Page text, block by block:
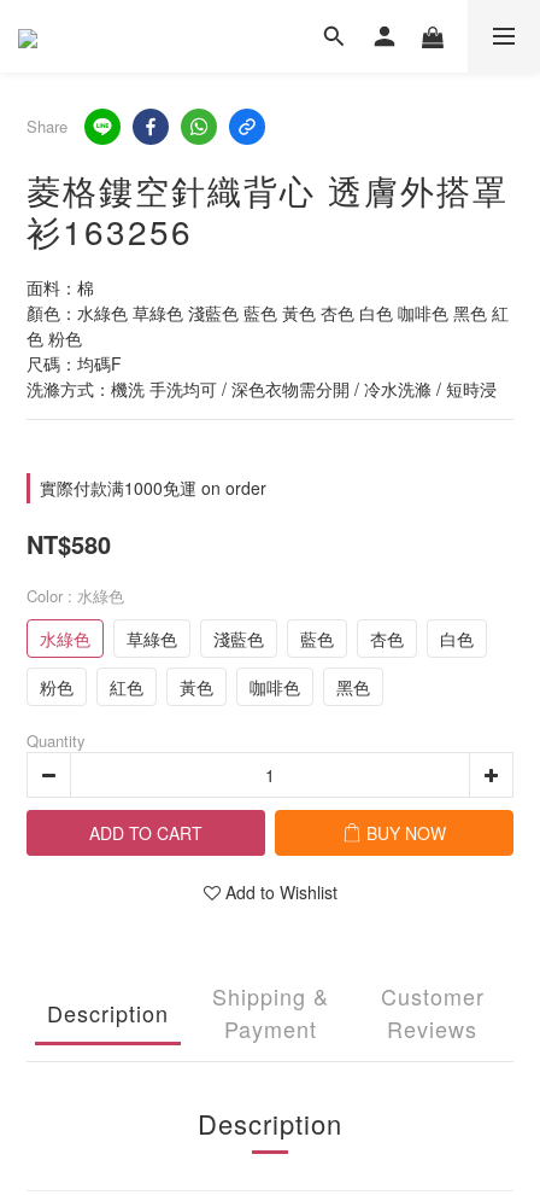
Share
菱格鏤空針織背心 透膚外搭罩
衫163256
面料：棉
顏色：水綠色 草綠色 淺藍色 藍色 黃色 杏色 白色 咖啡色 黑色 紅
色 粉色
尺碼：均碼F
洗滌方式：機洗 手洗均可 / 深色衣物需分開 / 冷水洗滌 / 短時浸
實際付款满1000免運 on order
NT$580
Color : 水綠色
水綠色 草綠色 淺藍色 藍色 杏色
白色
粉色
紅色 黃色 咖啡色 黑色
Quantity
ADD TO CART BUY NOW
Add to Wishlist
Description
Shipping &
Payment
Customer
Reviews
Description